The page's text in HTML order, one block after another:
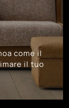
come il
il tuo